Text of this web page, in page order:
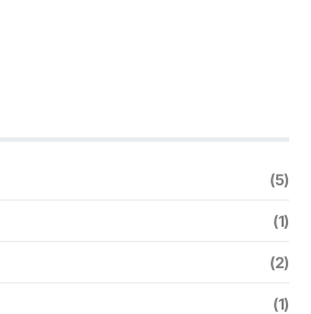
(5)
(1)
(2)
(1)